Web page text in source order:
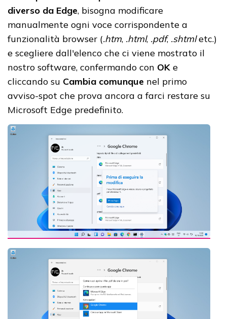
diverso da Edge, bisogna modificare
manualmente ogni voce corrispondente a
funzionalità browser (.htm, .html, .pdf, .shtmletc.)
e scegliere dall'elenco che ci viene mostrato il
nostro software, confermando con OK e
cliccando su Cambia comunque nel primo
avviso-spot che prova ancora a farci restare su
Microsoft Edge predefinito.